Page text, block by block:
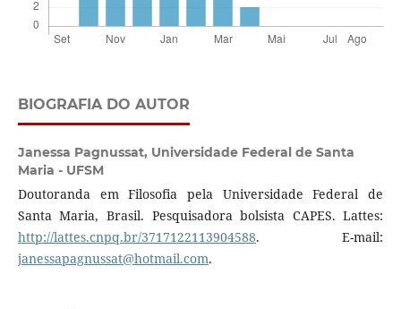
BIOGRAFIA DO AUTOR
Janessa Pagnussat, Universidade Federal de Santa
Maria - UFSM
Doutoranda em Filosofia pela Universidade Federal de
Santa Maria, Brasil. Pesquisadora bolsista CAPES. Lattes:
http://lattes.cnpq.br/3717122113904588. E-mail:
janessapagnussat@hotmail.com.